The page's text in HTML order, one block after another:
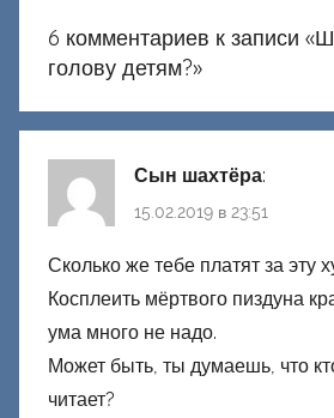
6 комментариев к записи «
голову детям?»
Сын шахтёра:
15.02.2019 в 23:51
Сколько же тебе платят за эту
Косплеить мёртвого пиздуна
ума много не надо.
Может быть, ты думаешь, что
читает?